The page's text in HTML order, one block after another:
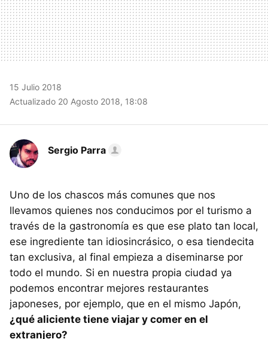
15 Julio 2018
Actualizado 20 Agosto 2018, 18:08
Sergio Parra
Uno de los chascos más comunes que nos
llevamos quienes nos conducimos por el turismo a
través de la gastronomía es que ese plato tan local,
ese ingrediente tan idiosincrásico, o esa tiendecita
tan exclusiva, al final empieza a diseminarse por
todo el mundo. Si en nuestra propia ciudad ya
podemos encontrar mejores restaurantes
japoneses, por ejemplo, que en el mismo Japón,
¿qué aliciente tiene viajar y comer en el
extranjero?